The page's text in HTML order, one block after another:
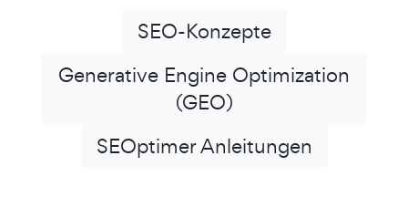
SEO-Konzepte
Generative Engine Optimization
(GEO)
SEOptimer Anleitungen